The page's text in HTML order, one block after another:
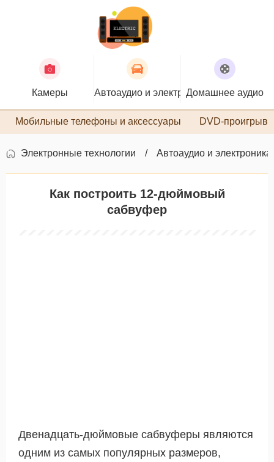
Камеры Автоаудио и электроникаДомашнее аудио
Мобильные телефоны и аксессуары DVD-
Электронные технологии Автоаудио и электроника
Как построить 12-дюймовый
сабвуфер
Двенадцать-дюймовые сабвуферы являются
одним из самых популярных размеров,